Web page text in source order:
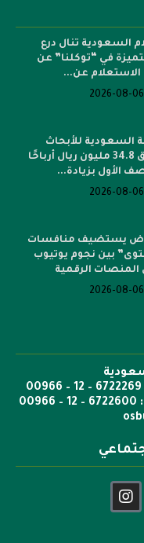
السعودية تنال درع
في “توكلنا” عن
عن...
2026-08-06
السعودية للأبحاث
والإعلام تحقق 34.8 مليون ريال أرباحًا
الأول بزيادة...
2026-08-06
يستضيف منافسات
بين نجوم يوتيوب
المنصات الرقمية
2026-08-06
ص.ب: 6351 جدة الرمز 21442 هاتف 6722269 – 12 – 00966